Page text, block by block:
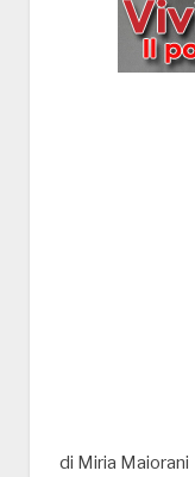
di Miria Maiorani